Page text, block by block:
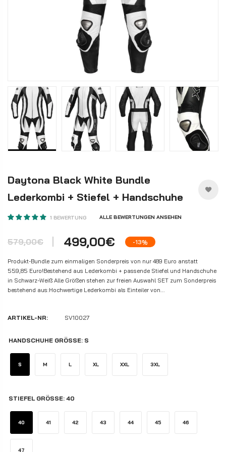
Daytona Black White Bundle
Lederkombi + Stiefel + Handschuhe
1 BEWERTUNG ALLE BEWERTUNGEN ANSEHEN
579,00€ 499,00€ -13%
Produkt-Bundle zum einmaligen Sonderpreis von nur 489 Euro anstatt
559,85 Euro!Bestehend aus Lederkombi + passende Stiefel und Handschuhe
in Schwarz-Weiß Alle Größen stehen zur freien Auswahl SET zum Sonderpreis
bestehend aus:Hochwertige Lederkombi als Einteiler von...
ARTIKEL-NR: SV10027
HANDSCHUHE GRÖSSE: S
S M L XL XXL 3XL
STIEFEL GRÖSSE: 40
40 41 42 43 44 45 46
47